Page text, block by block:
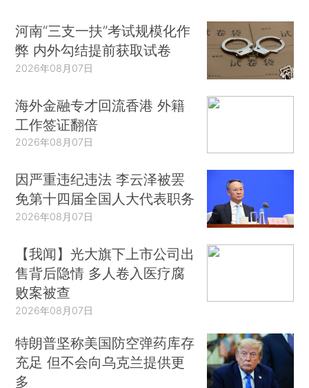
河南“三支一扶”考试规模化作
弊 内外勾结提前获取试卷
2026年08月07日
海外金融专才回流香港 外籍
工作签证翻倍
2026年08月07日
因严重违纪违法 李云泽被罢
免第十四届全国人大代表职务
2026年08月07日
【我闻】光大旗下上市公司出
售背后隐情 多人卷入医疗腐
败案被查
2026年08月07日
特朗普坚称美国防空弹药库存
充足 但不会向乌克兰提供更
多